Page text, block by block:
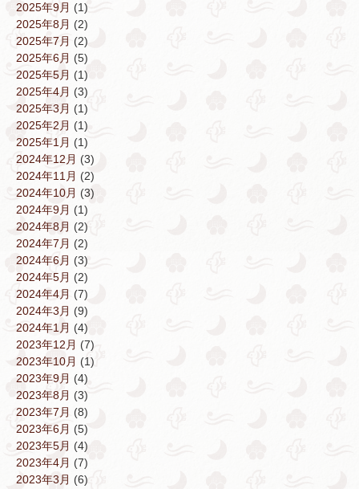
2025年9月 (1)
2025年8月 (2)
2025年7月 (2)
2025年6月 (5)
2025年5月 (1)
2025年4月 (3)
2025年3月 (1)
2025年2月 (1)
2025年1月 (1)
2024年12月 (3)
2024年11月 (2)
2024年10月 (3)
2024年9月 (1)
2024年8月 (2)
2024年7月 (2)
2024年6月 (3)
2024年5月 (2)
2024年4月 (7)
2024年3月 (9)
2024年1月 (4)
2023年12月 (7)
2023年10月 (1)
2023年9月 (4)
2023年8月 (3)
2023年7月 (8)
2023年6月 (5)
2023年5月 (4)
2023年4月 (7)
2023年3月 (6)